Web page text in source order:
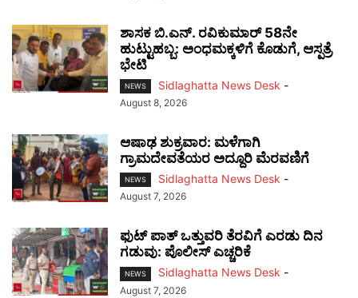
ಶಾಸಕ ಬಿ.ಎನ್. ರವಿಕುಮಾರ್ 58ನೇ
ಹುಟ್ಟುಹಬ್ಬ: ಅಂಧಮಕ್ಕಳಿಗೆ ಕೊಡುಗೆ, ಆಸ್ಪತ್ರೆ
ಭೇಟಿ
NEWS Sidlaghatta News Desk -
August 8, 2026
ಆಷಾಢ ಶುಕ್ರವಾರ: ಮಳೆಗಾಗಿ
ಗ್ರಾಮದೇವತೆಯರ ಅದ್ದೂರಿ ಮೆರವಣಿಗೆ
NEWS Sidlaghatta News Desk -
August 7, 2026
ಫುಟ್‌ ಪಾತ್ ಒತ್ತುವರಿ ತೆರವಿಗೆ ಎರಡು ದಿನ
ಗಡುವು: ಪೊಲೀಸ್ ಎಚ್ಚರಿಕೆ
NEWS Sidlaghatta News Desk -
August 7, 2026